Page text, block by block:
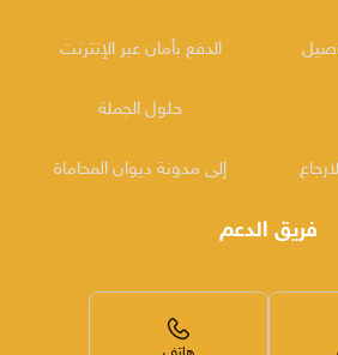
الدفع بأمان عبر الإنترنت
حلول الجملة
إلى مدونة ديوان المحاماة
فريق الدعم